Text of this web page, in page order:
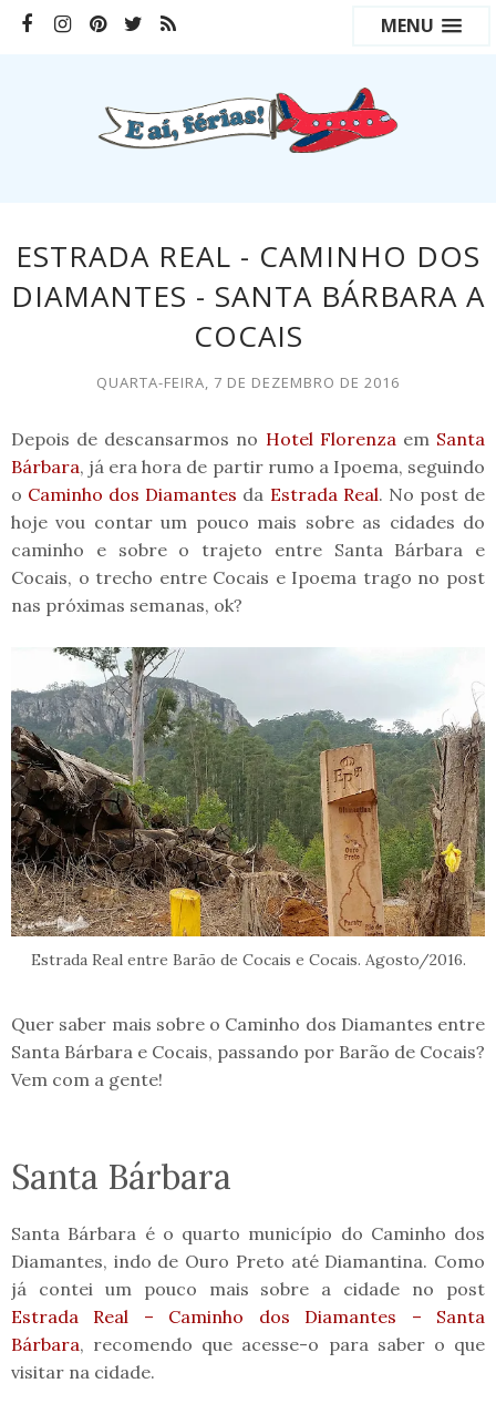
MENU
ESTRADA REAL - CAMINHO DOS
DIAMANTES - SANTA BÁRBARA A
COCAIS
QUARTA-FEIRA, 7 DE DEZEMBRO DE 2016
Depois de descansarmos no Hotel Florenza em Santa
Bárbara, já era hora de partir rumo a Ipoema, seguindo
o Caminho dos Diamantes da Estrada Real. No post de
hoje vou contar um pouco mais sobre as cidades do
caminho e sobre o trajeto entre Santa Bárbara e
Cocais, o trecho entre Cocais e Ipoema trago no post
nas próximas semanas, ok?
Estrada Real entre Barão de Cocais e Cocais. Agosto/2016.
Quer saber mais sobre o Caminho dos Diamantes entre
Santa Bárbara e Cocais, passando por Barão de Cocais?
Vem com a gente!
Santa Bárbara
Santa Bárbara é o quarto município do Caminho dos
Diamantes, indo de Ouro Preto até Diamantina. Como
já contei um pouco mais sobre a cidade no post
Estrada Real – Caminho dos Diamantes – Santa
Bárbara, recomendo que acesse-o para saber o que
visitar na cidade.